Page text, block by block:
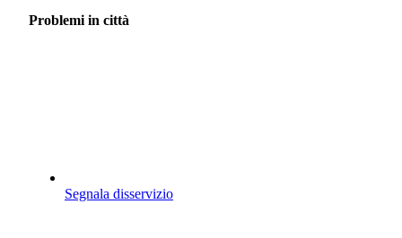
Problemi in città
Segnala disservizio